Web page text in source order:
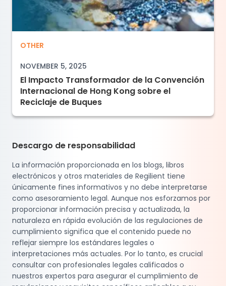
El Impacto Transformador de la Convención
OTHER
NOVEMBER 5, 2025
El Impacto Transformador de la Convención
Internacional de Hong Kong sobre el
Reciclaje de Buques
Descargo de responsabilidad
La información proporcionada en los blogs, libros
electrónicos y otros materiales de Regilient tiene
únicamente fines informativos y no debe interpretarse
como asesoramiento legal. Aunque nos esforzamos por
proporcionar información precisa y actualizada, la
naturaleza en rápida evolución de las regulaciones de
cumplimiento significa que el contenido puede no
reflejar siempre los estándares legales o
interpretaciones más actuales. Por lo tanto, es crucial
consultar con profesionales legales calificados o
nuestros expertos para asegurar el cumplimiento de